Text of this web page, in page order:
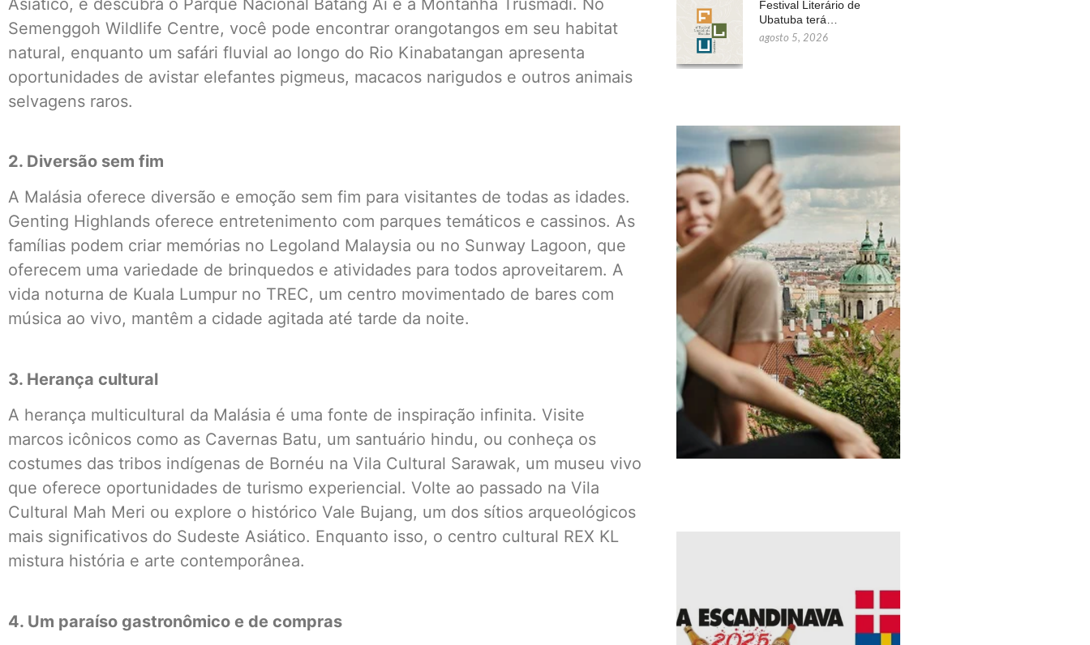
Semenggoh Wildlife Centre, você pode encontrar orangotangos em seu habitat
natural, enquanto um safári fluvial ao longo do Rio Kinabatangan apresenta
oportunidades de avistar elefantes pigmeus, macacos narigudos e outros animais
selvagens raros.
2. Diversão sem fim
A Malásia oferece diversão e emoção sem fim para visitantes de todas as idades.
Genting Highlands oferece entretenimento com parques temáticos e cassinos. As
famílias podem criar memórias no Legoland Malaysia ou no Sunway Lagoon, que
oferecem uma variedade de brinquedos e atividades para todos aproveitarem. A
vida noturna de Kuala Lumpur no TREC, um centro movimentado de bares com
música ao vivo, mantêm a cidade agitada até tarde da noite.
3. Herança cultural
A herança multicultural da Malásia é uma fonte de inspiração infinita. Visite
marcos icônicos como as Cavernas Batu, um santuário hindu, ou conheça os
costumes das tribos indígenas de Bornéu na Vila Cultural Sarawak, um museu vivo
que oferece oportunidades de turismo experiencial. Volte ao passado na Vila
Cultural Mah Meri ou explore o histórico Vale Bujang, um dos sítios arqueológicos
mais significativos do Sudeste Asiático. Enquanto isso, o centro cultural REX KL
mistura história e arte contemporânea.
4. Um paraíso gastronômico e de compras
Festival Literário de
Ubatuba terá…
agosto 5, 2026